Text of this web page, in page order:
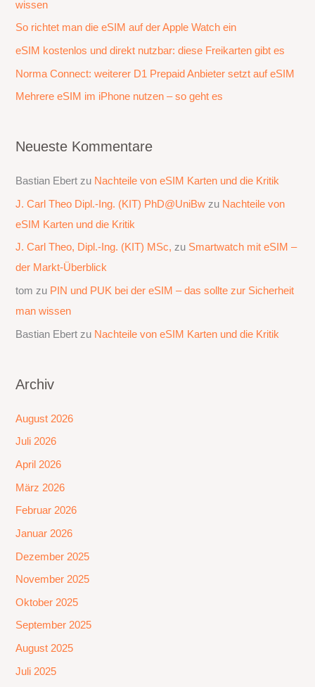
n
a
c
wissen
So richtet man die eSIM auf der Apple Watch ein
eSIM kostenlos und direkt nutzbar: diese Freikarten gibt es
Norma Connect: weiterer D1 Prepaid Anbieter setzt auf eSIM
Mehrere eSIM im iPhone nutzen – so geht es
Neueste Kommentare
Bastian Ebert zu Nachteile von eSIM Karten und die Kritik
J. Carl Theo Dipl.-Ing. (KIT) PhD@UniBw zu Nachteile von
eSIM Karten und die Kritik
J. Carl Theo, Dipl.-Ing. (KIT) MSc, zu Smartwatch mit eSIM –
der Markt-Überblick
tom zu PIN und PUK bei der eSIM – das sollte zur Sicherheit
man wissen
Bastian Ebert zu Nachteile von eSIM Karten und die Kritik
Archiv
August 2026
Juli 2026
April 2026
März 2026
Februar 2026
Januar 2026
Dezember 2025
November 2025
Oktober 2025
September 2025
August 2025
Juli 2025